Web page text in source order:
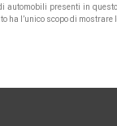
presenti in
l’unico scopo di mostrare